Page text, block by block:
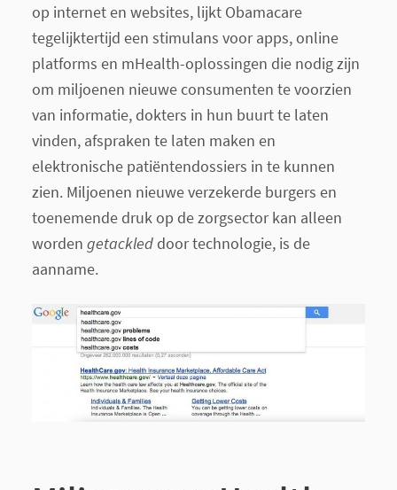
op internet en websites, lijkt Obamacare
tegelijktertijd een stimulans voor apps, online
platforms en mHealth-oplossingen die nodig zijn
om miljoenen nieuwe consumenten te voorzien
van informatie, dokters in hun buurt te laten
vinden, afspraken te laten maken en
elektronische patiëntendossiers in te kunnen
zien. Miljoenen nieuwe verzekerde burgers en
toenemende druk op de zorgsector kan alleen
worden getackleddoor technologie, is de
aanname.